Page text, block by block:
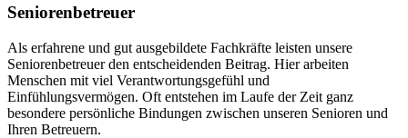
Seniorenbetreuer
Als erfahrene und gut ausgebildete Fachkräfte leisten unsere
Seniorenbetreuer den entscheidenden Beitrag. Hier arbeiten
Menschen mit viel Verantwortungsgefühl und
Einfühlungsvermögen. Oft entstehen im Laufe der Zeit ganz
besondere persönliche Bindungen zwischen unseren Senioren und
Ihren Betreuern.